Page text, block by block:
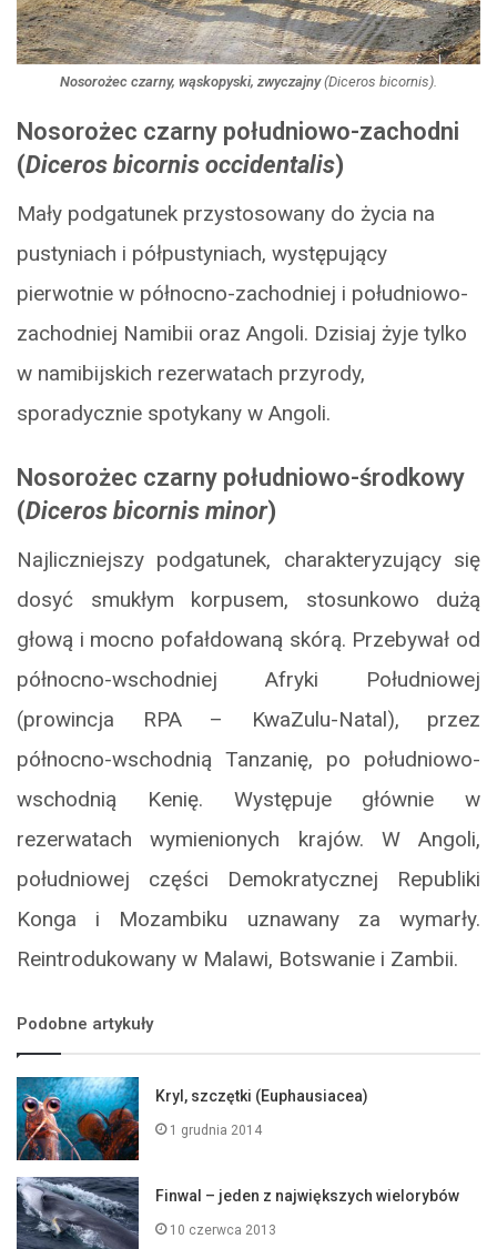
Nosorożec czarny, wąskopyski, zwyczajny(Diceros bicornis).
Nosorożec czarny południowo-zachodni
(Diceros bicornis occidentalis)
Mały podgatunek przystosowany do życia na
pustyniach i półpustyniach, występujący
pierwotnie w północno-zachodniej i południowo-
zachodniej Namibii oraz Angoli. Dzisiaj żyje tylko
w namibijskich rezerwatach przyrody,
sporadycznie spotykany w Angoli.
Nosorożec czarny południowo-środkowy
(Diceros bicornis minor)
Najliczniejszy podgatunek, charakteryzujący się
dosyć smukłym korpusem, stosunkowo dużą
głową i mocno pofałdowaną skórą. Przebywał od
północno-wschodniej Afryki Południowej
(prowincja RPA – KwaZulu-Natal), przez
północno-wschodnią Tanzanię, po południowo-
wschodnią Kenię. Występuje głównie w
rezerwatach wymienionych krajów. W Angoli,
południowej części Demokratycznej Republiki
Konga i Mozambiku uznawany za wymarły.
Reintrodukowany w Malawi, Botswanie i Zambii.
Podobne artykuły
Kryl, szczętki (Euphausiacea)
1 grudnia 2014
Finwal – jeden z największych wielorybów
10 czerwca 2013